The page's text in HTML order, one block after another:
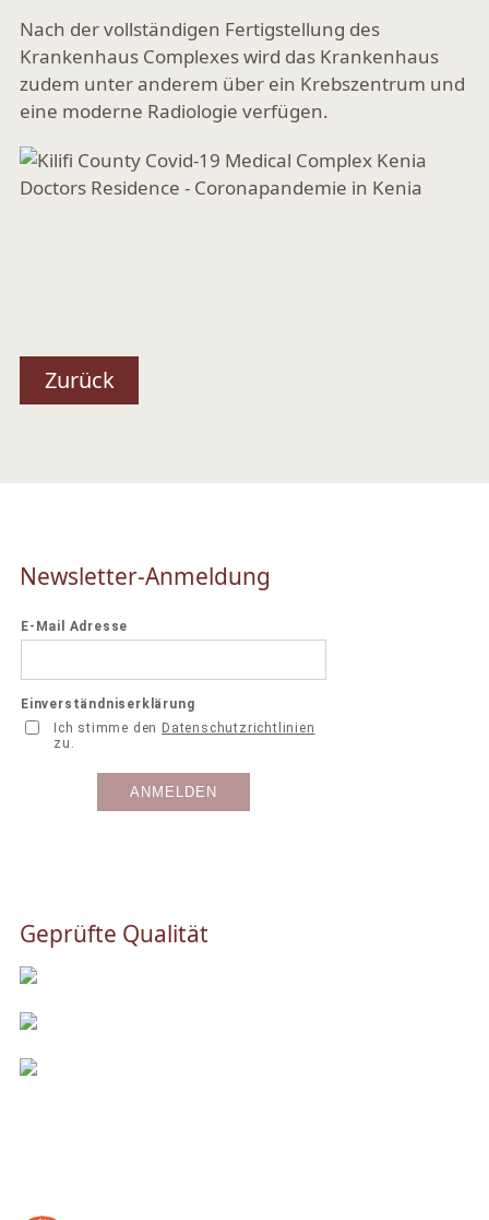
Nach der vollständigen Fertigstellung des
Krankenhaus Complexes wird das Krankenhaus
zudem unter anderem über ein Krebszentrum und
eine moderne Radiologie verfügen.
Zurück
Newsletter-Anmeldung
Geprüfte Qualität